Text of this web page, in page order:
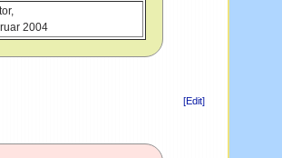
2004
[Edit]